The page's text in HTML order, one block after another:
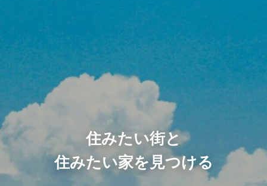
住みたい街と
住みたい家を見つける